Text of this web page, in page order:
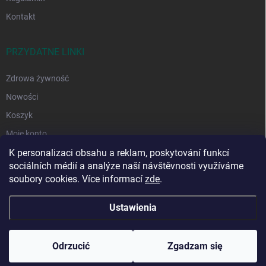
K personalizaci obsahu a reklam, poskytování funkcí
sociálních médií a analýze naší návštěvnosti využíváme
soubory cookies. Více informací zde.
Ustawienia
Odrzucić Zgadzam się
Kontakt
PRZYDATNE LINKI
Zdrowa żywność
Nowości
Koszyk
Moje konto
Opracował Shoptet
Copyright 2026DAFO-pryprawy.pl. Wszystkie prawa zastrzeżone.Edytuj
ustawienia plików cookie